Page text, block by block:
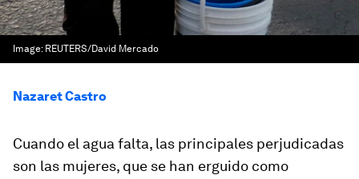
Image: REUTERS/David Mercado
Nazaret Castro
Cuando el agua falta, las principales perjudicadas
son las mujeres, que se han erguido como